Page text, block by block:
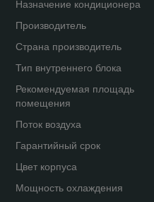
Назначение кондиционера
Производитель
Страна производитель
Тип внутреннего блока
Рекомендуемая площадь
помещения
Поток воздуха
Гарантийный срок
Цвет корпуса
Мощность охлаждения